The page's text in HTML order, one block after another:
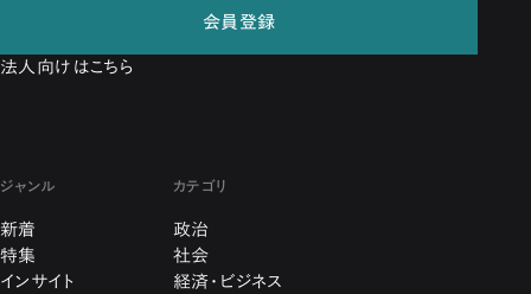
会員登録
法人向けはこちら
ジャンル
新着
特集
インサイト
カテゴリ
政治
社会
経済・ビジネス